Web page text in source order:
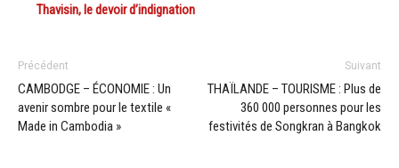
Thavisin, le devoir d’indignation
Précédent
CAMBODGE – ÉCONOMIE : Un
avenir sombre pour le textile «
Made in Cambodia »
Suivant
THAÏLANDE – TOURISME : Plus de
360 000 personnes pour les
festivités de Songkran à Bangkok